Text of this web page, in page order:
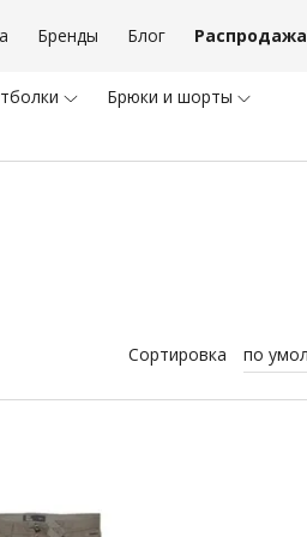
Бренды Блог Распродажа
Брюки и шорты
Сортировка